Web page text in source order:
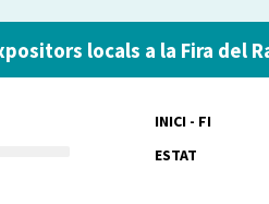
locals a la Fira del
INICI - FI
ESTAT